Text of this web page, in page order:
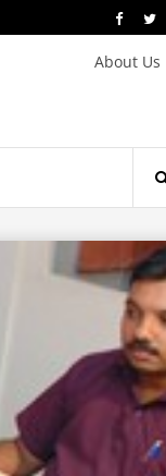
About Us